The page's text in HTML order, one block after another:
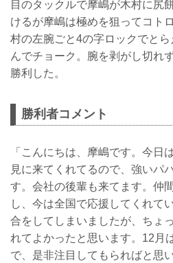
目のタックルで摩嶋が木村に尻
けるが摩嶋は極めを狙ってコト
村の左腕ごと4の字ロックでと
んでチョーク。腕を剥がし切れ
勝利した。
勝利者コメント
「こんにちは、摩嶋です。今日
見に来てくれてるので、強いパ
す。会社の後輩も来てます。仲
し、今は全国で応援してくれて
合をしてしまいましたが、ちょ
れてよかったと思います。12月
で、是非注目してもらればと思